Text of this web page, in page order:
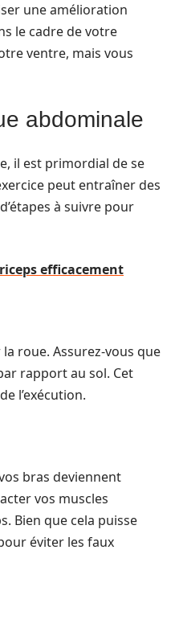
une amélioration
le cadre de votre
ventre, mais vous
abdominale
il est primordial de se
peut entraîner des
à suivre pour
efficacement
roue. Assurez-vous que
rapport au sol. Cet
l’exécution.
bras deviennent
vos muscles
Bien que cela puisse
éviter les faux